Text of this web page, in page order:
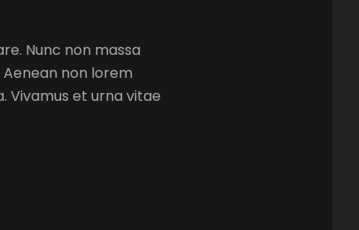
Nunc non massa
non lorem
Vivamus et urna vitae